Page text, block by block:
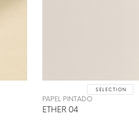
SELECTION
PAPEL PINTADO
ETHER 04